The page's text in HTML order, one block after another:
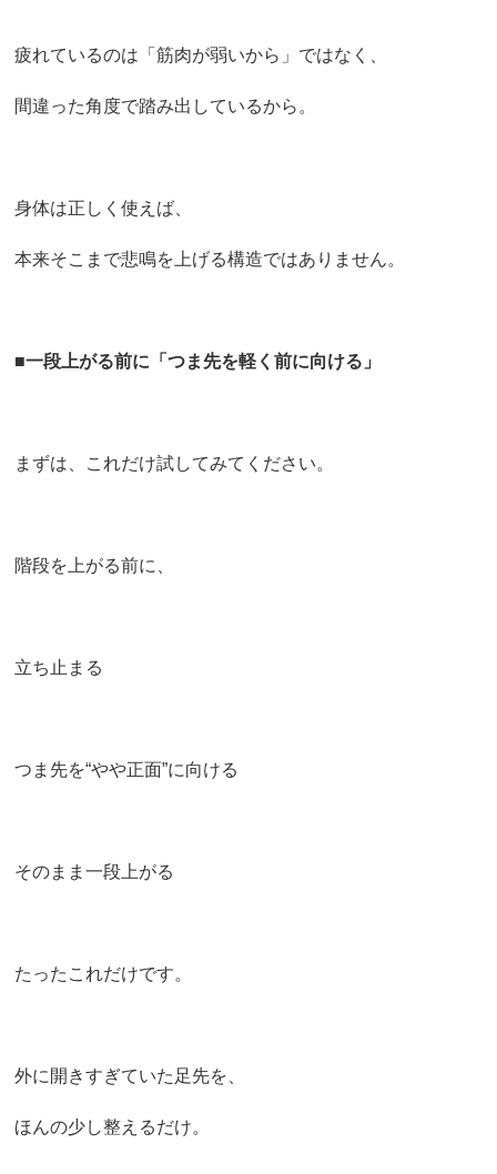
疲れているのは「筋肉が弱いから」ではなく、
間違った角度で踏み出しているから。
身体は正しく使えば、
本来そこまで悲鳴を上げる構造ではありません。
■一段上がる前に「つま先を軽く前に向ける」
まずは、これだけ試してみてください。
階段を上がる前に、
立ち止まる
つま先を“やや正面”に向ける
そのまま一段上がる
たったこれだけです。
外に開きすぎていた足先を、
ほんの少し整えるだけ。